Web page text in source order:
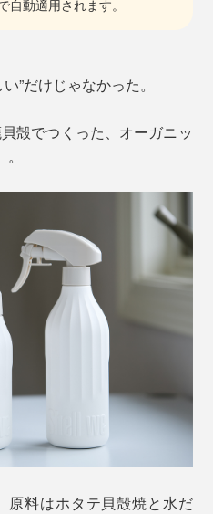
自動適用されます。
”だけじゃなかった。
殻でつくった、オーガニッ
原料はホタテ貝殻焼と水だ